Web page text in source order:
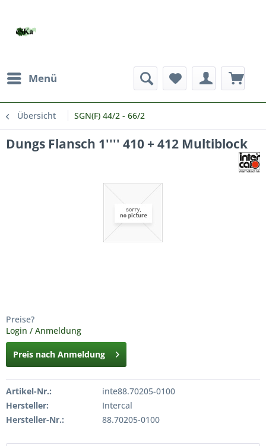
Menü
Übersicht SGN(F) 44/2 - 66/2
Dungs Flansch 1'''' 410 + 412 Multiblock
Preise?
Login / Anmeldung
Preis nach Anmeldung
Artikel-Nr.:
inte88.70205-0100
Hersteller:
Intercal
Hersteller-Nr.:
88.70205-0100